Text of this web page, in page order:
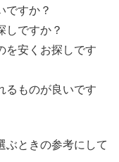
ですか？
しですか？
を安くお探しです
るものが良いです
ぶときの参考にして